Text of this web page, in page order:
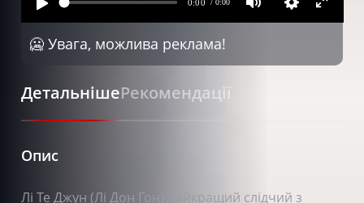
🥶 Увага, можлива реклама!
ДетальнішеРекомендації
Опис
Лі Те Джун (Лі Дон Гон) найкращий слідчий з